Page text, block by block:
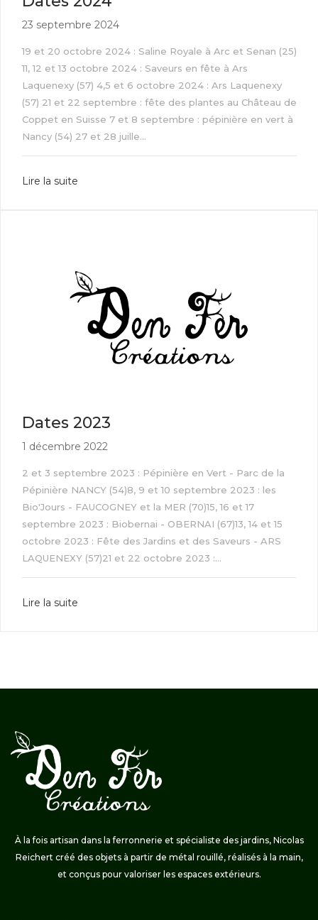
23 septembre 2024
19 et 20 octobre 2024 : Saline Royale à Arc et Senan (25)
11, 12 et 13 octobre 2024 : Saveurs en fête à Ars
Laquenexy (57) 4,5 et 6 octobre 2024 : Ars Laquenexy
(57) 21 et 22 septembre : fête des plantes au Château de
Coppet en Suisse 7 et 8 septembre : pépinière en vert à
Nancy (54) 27 et 28 juille...
Lire la suite
Dates 2023
1 décembre 2022
2 et 3 septembre 2023 : Pépinière en Vert - Parc de la
Pépinière NANCY (54)8, 9 et 10 septembre 2023 : les
Bio'Jours - FAUCOGNEY et la MER (70)15, 16 et 17
septembre 2023 : Biobernai - OBERNAI (67)13, 14 et 15
octobre 2023 : Fête des Jardins et des Saveurs - ARS
LAQUENEXY (57)21 et 22 octobre 2023 :...
Lire la suite
À la fois artisan dans la ferronnerie et spécialiste des jardins, Nicolas
Reichert créé des objets à partir de métal rouillé, réalisés à la main,
et conçus pour valoriser les espaces extérieurs.